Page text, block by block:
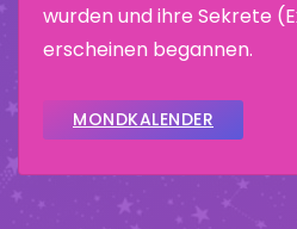
wurden und ihre Sekrete
erscheinen begannen.
MONDKALENDER